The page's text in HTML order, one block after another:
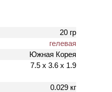
20 гр
гелевая
Южная Корея
7.5 х 3.6 х 1.9
0.029 кг